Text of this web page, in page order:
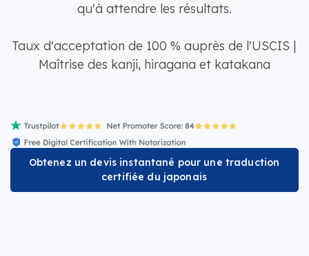
qu'à attendre les résultats.
Taux d'acceptation de 100 % auprès de l'USCIS |
Maîtrise des kanji, hiragana et katakana
Obtenez un devis instantané pour une traduction
certifiée du japonais